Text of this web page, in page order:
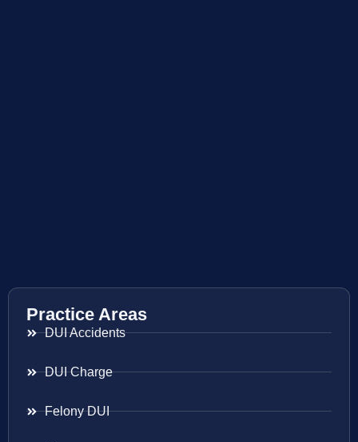
Practice Areas
DUI Accidents
DUI Charge
Felony DUI